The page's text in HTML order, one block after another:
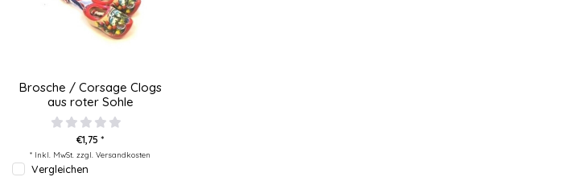
Brosche / Corsage Clogs
aus roter Sohle
€1,75 *
* Inkl. MwSt. zzgl. Versandkosten
Vergleichen